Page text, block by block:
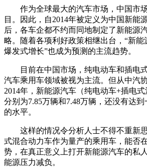
作为全球最大的汽车市场，中国市
目。因此，自2014年被定义为中国新能
后，各车企都不约而同地制定了新能源
略。随着各项利好政策相继出台，“新
爆发式增长”也成为预测的主流趋势。
目前在中国市场，纯电动车和插电
汽车乘用车领域被视为主流。但从中汽
2014年，新能源汽车（纯电动车+插电
分别为7.85万辆和7.48万辆，还没有达
的水平。
这样的情况令分析人士不得不重新
式混合动力车作为量产的乘用车，能否
势，在真正意义上打开新能源汽车的私
能源压力减负。